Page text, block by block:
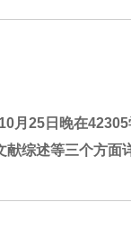
月25日晚在
综述等三个方